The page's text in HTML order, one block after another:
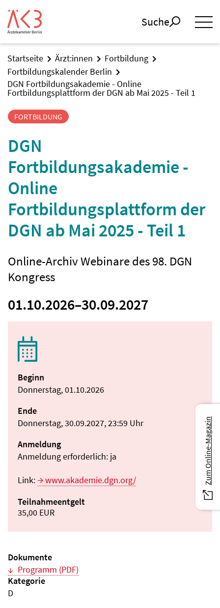
Suche
Startseite Ärzt:innen
Fortbildung
Fortbildungskalender Berlin
DGN Fortbildungsakademie - Online
Fortbildungsplattform der DGN ab Mai 2025 - Teil 1
FORTBILDUNG
DGN
Fortbildungsakademie -
Online
Fortbildungsplattform der
DGN ab Mai 2025 - Teil 1
Online-Archiv Webinare des 98. DGN
Kongress
01.10.2026–30.09.2027
Beginn
Donnerstag, 01.10.2026
Ende
Donnerstag, 30.09.2027, 23:59 Uhr
Anmeldung
Anmeldung erforderlich: ja
Link:
www.akademie.dgn.org/
Teilnahmeentgelt
35,00 EUR
Dokumente
Programm (PDF)
Kategorie
D
Zum Online-Magazin